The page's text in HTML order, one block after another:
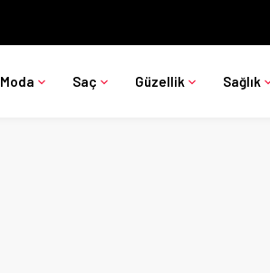
Moda Saç Güzellik Sağlık